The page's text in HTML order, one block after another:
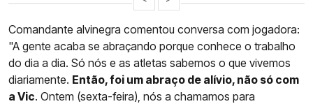
Comandante alvinegra comentou conversa com jogadora:
"A gente acaba se abraçando porque conhece o trabalho
do dia a dia. Só nós e as atletas sabemos o que vivemos
diariamente. Então, foi um abraço de alívio, não só com
a Vic. Ontem (sexta-feira), nós a chamamos para